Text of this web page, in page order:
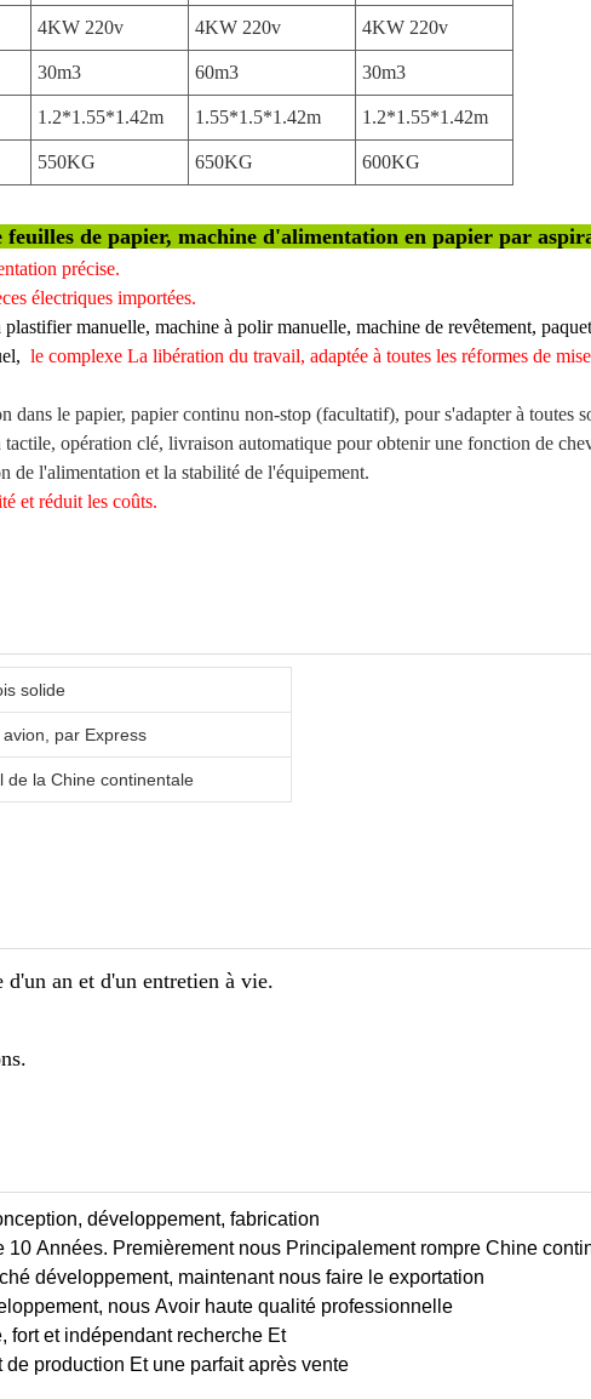
4KW 220v 4KW 220v 4KW 220v
30m3 60m3 30m3
1.2*1.55*1.42m 1.55*1.5*1.42m 1.2*1.55*1.42m
550KG 650KG 600KG
de papier, machine d'alimentation en papier par
précise.
électriques importées.
manuelle, machine à polir manuelle, machine de revêtement,
le complexe La libération du travail, adaptée à toutes les réformes de
le papier, papier continu non-stop (facultatif), pour s'adapter à toutes
opération clé, livraison automatique pour obtenir une fonction de
de l'alimentation et la stabilité de l'équipement.
et réduit les coûts.
solide
par Express
de la Chine continentale
an et d'un entretien à vie.
développement, fabrication
Années. Premièrement nous Principalement rompre Chine
développement, maintenant nous faire le exportation
nous Avoir haute qualité professionnelle
fort et indépendant recherche Et
production Et une parfait après vente